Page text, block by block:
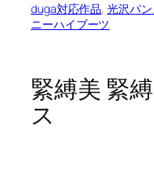
duga対応作品, 光沢パ
ニーハイブーツ
緊縛美 緊
ス